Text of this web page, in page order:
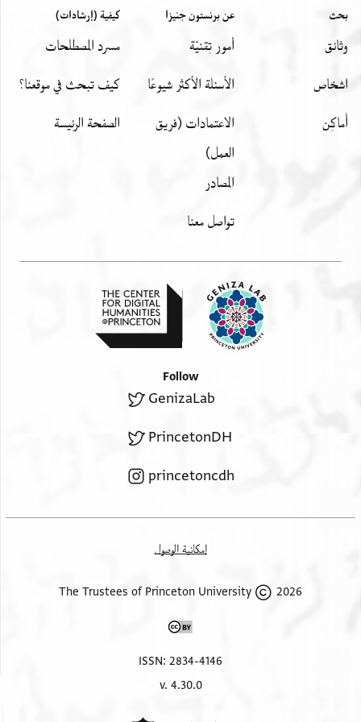
واثنتين وسبعين واربع ماية
بحث
وثائق
اشخاص
أَماكِن
عن برنستون جنيزا
أمور تِقنيّة
الأسئلة الأكثر شيوعًا
الاعتمادات (فريق
العمل)
المصادر
تواصل معنا
كيفية (إرشادات)
مسرد المصطلحات
كيف تبحث في موقعنا؟
الصفحة الرئيسة
Follow
GenizaLab
PrincetonDH
princetoncdh
إمكانية الوصول
2026 The Trustees of Princeton University
ISSN: 2834-4146
v. 4.30.0